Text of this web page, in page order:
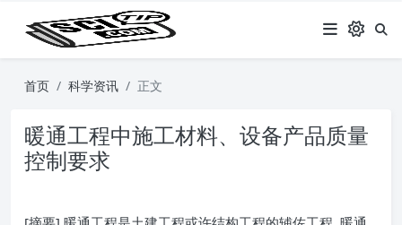
首页 科学资讯 正文
暖通工程中施工材料、设备产品质量
控制要求